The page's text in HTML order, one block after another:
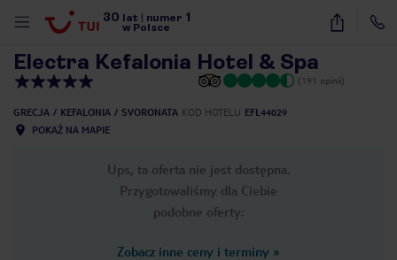
30 lat numer 1
w Polsce
26
Electra Kefalonia Hotel & Spa
(191 opinii)
GRECJA KEFALONIA SVORONATA KOD HOTELU EFL44029
POKAŻ NA MAPIE
Ups, ta oferta nie jest dostępna.
Przygotowaliśmy dla Ciebie
podobne oferty:
Zobacz inne ceny i terminy »